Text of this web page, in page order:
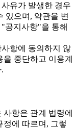
유가 발생한 경우
있으며, 약관을 변
공지사항"을 통해
항에 동의하지 않
중단하고 이용계
항은 관계 법령에
정에 따르며, 그렇